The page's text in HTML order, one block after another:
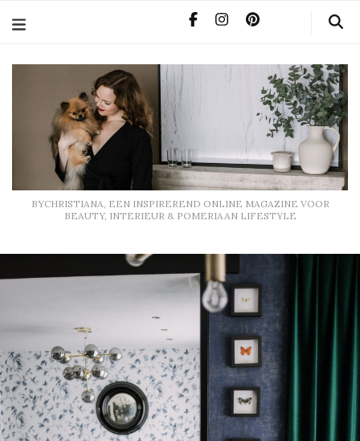
BYCHRISTIANA, EEN INSPIREREND ONLINE MAGAZINE VOOR
BEAUTY, INTERIEUR & POMERIAAN LIFESTYLE